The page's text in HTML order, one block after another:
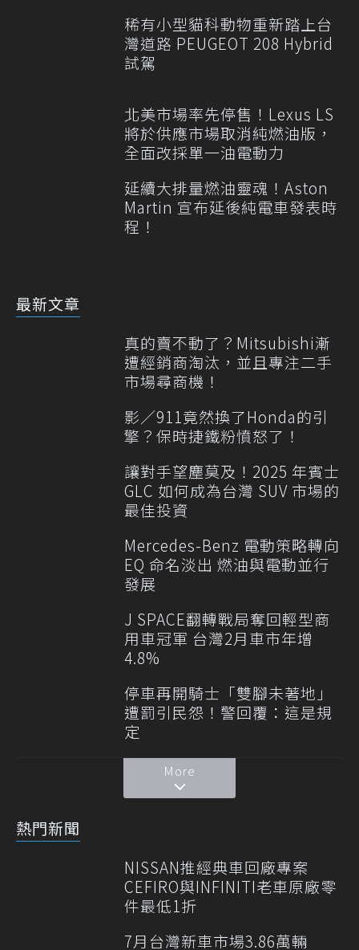
稀有小型貓科動物重新踏上台
灣道路 PEUGEOT 208 Hybrid
試駕
北美市場率先停售！Lexus LS
將於供應市場取消純燃油版，
全面改採單一油電動力
延續大排量燃油靈魂！Aston
Martin 宣布延後純電車發表時
程！
最新文章
真的賣不動了？Mitsubishi漸
遭經銷商淘汰，並且專注二手
市場尋商機！
影／911竟然換了Honda的引
擎？保時捷鐵粉憤怒了！
讓對手望塵莫及！2025 年賓士
GLC 如何成為台灣 SUV 市場的
最佳投資
Mercedes-Benz 電動策略轉向
EQ 命名淡出 燃油與電動並行
發展
J SPACE翻轉戰局奪回輕型商
用車冠軍 台灣2月車市年增
4.8%
停車再開騎士「雙腳未著地」
遭罰引民怨！警回覆：這是規
定
More
熱門新聞
NISSAN推經典車回廠專案
CEFIRO與INFINITI老車原廠零
件最低1折
7月台灣新車市場3.86萬輛